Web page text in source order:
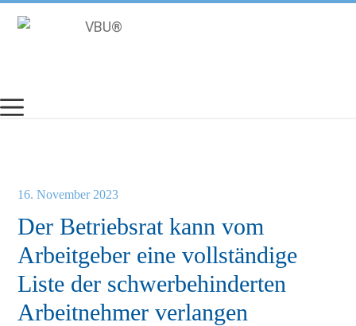
Inhalt
Der Betriebsrat kann vom
Arbeitgeber eine vollständige
Liste der schwerbehinderten
Arbeitnehmer verlangen
16. November 2023